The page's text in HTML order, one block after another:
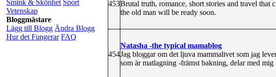
Smink & Skönhet Sport
Vetenskap
Bloggmästare
Lägg till Blogg Ändra Blogg
Hur det Fungerar FAQ
453Brutal truth, romance, short stories and travel that
the old man will be ready soon.
454
Natasha -the typical mamablog
Jag bloggar om det ljuva mammalivet som jag
som är matlagning -främst bakning, delar med